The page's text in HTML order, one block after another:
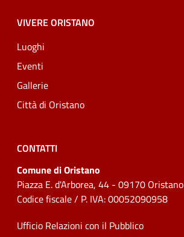
VIVERE ORISTANO
Luoghi
Eventi
Gallerie
Città di Oristano
CONTATTI
Comune di Oristano
Piazza E. d'Arborea, 44 - 09170 Oristano
Codice fiscale / P. IVA: 00052090958
Ufficio Relazioni con il Pubblico